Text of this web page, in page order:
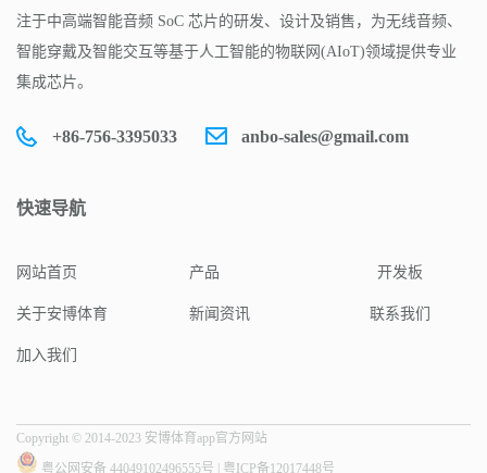
注于中高端智能音频 SoC 芯片的研发、设计及销售，为无线音频、
智能穿戴及智能交互等基于人工智能的物联网(AIoT)领域提供专业
集成芯片。
+86-756-3395033 anbo-sales@gmail.com
快速导航
网站首页 产品 开发板
关于安博体育 新闻资讯 联系我们
加入我们
Copyright © 2014-2023 安博体育app官方网站
粤公网安备 44049102496555号 | 粤ICP备12017448号